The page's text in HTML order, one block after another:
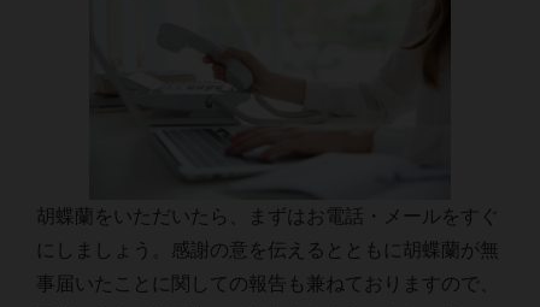
胡蝶蘭をいただいたら、まずはお電話・メールをすぐ
にしましょう。感謝の意を伝えるとともに胡蝶蘭が無
事届いたことに関しての報告も兼ねておりますので、